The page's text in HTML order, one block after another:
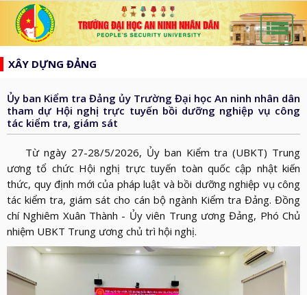
list
search
CHỦ
GIỚI
THIỆU
HƯỚNG
TỚI
BẦU
CỬ
QH
VÀ
HĐND
TẠP
CHÍ
AN
NINH
NHÂN
TIN
TỨC
ĐÀO
TẠO
NGHIÊN
KHOA
XÂY
DỰNG
XÂY DỰNG ĐẢNG
Ủy ban Kiểm tra Đảng ủy Trường Đại học An ninh nhân dân
tham dự Hội nghị trực tuyến bồi dưỡng nghiệp vụ công
tác kiểm tra, giám sát
Từ ngày 27-28/5/2026, Ủy ban Kiểm tra (UBKT) Trung
ương tổ chức Hội nghị trực tuyến toàn quốc cập nhật kiến
thức, quy định mới của pháp luật và bồi dưỡng nghiệp vụ công
tác kiểm tra, giám sát cho cán bộ ngành Kiểm tra Đảng. Đồng
chí Nghiêm Xuân Thành - Ủy viên Trung ương Đảng, Phó Chủ
nhiệm UBKT Trung ương chủ trì hội nghị.